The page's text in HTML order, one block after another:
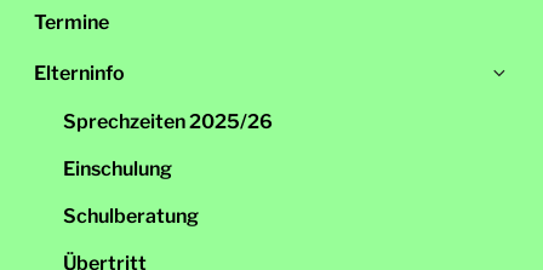
Termine
Elterninfo
Sprechzeiten 2025/26
Einschulung
Schulberatung
Übertritt